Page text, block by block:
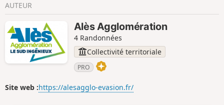
AUTEUR
Alès Agglomération
4 Randonnées
Collectivité territoriale
PRO
Site web :https://alesagglo-evasion.fr/